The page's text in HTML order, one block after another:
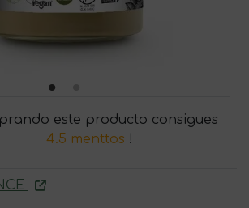
este producto consigues
4.5 menttos !